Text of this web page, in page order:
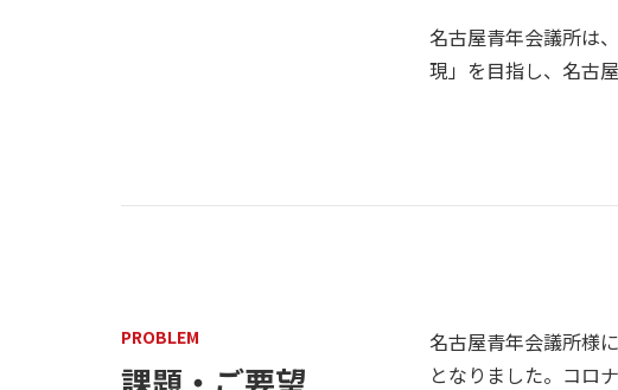
名古屋青年会議所は
現」を目指し、名古
PROBLEM
課題・ご要望
名古屋青年会議所様
となりました。コロ